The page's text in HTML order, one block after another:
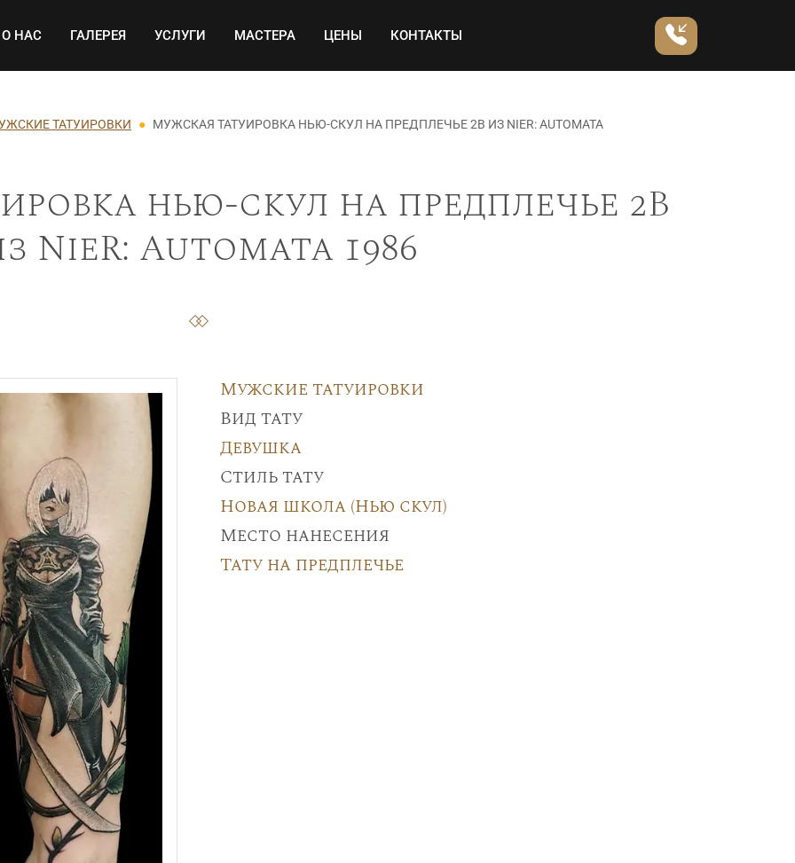
навигация
О НАС ГАЛЕРЕЯ УСЛУГИ МАСТЕРА ЦЕНЫ КОНТАКТЫ
ТАТУИРОВКИ МУЖСКАЯ ТАТУИРОВКА НЬЮ-СКУЛ НА ПРЕДПЛЕЧЬЕ 2B ИЗ NIER: AUTOMATA
нью-скул на предплечье 2B
NieR: Automata 1986
Мужские татуировки
Вид тату
Девушка
Стиль тату
Новая школа (Нью скул)
Место нанесения
Тату на предплечье